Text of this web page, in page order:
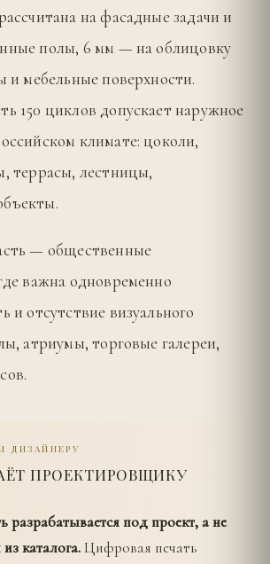
на фасадные задачи и
полы, 6 мм — на облицовку
и мебельные поверхности.
150 циклов допускает наружное
климате: цоколи,
террасы, лестницы,
— общественные
важна одновременно
и отсутствие визуального
атриумы, торговые галереи,
ДИЗАЙНЕРУ
ПРОЕКТИРОВЩИКУ
разрабатывается под проект, а не
каталога.Цифровая печать